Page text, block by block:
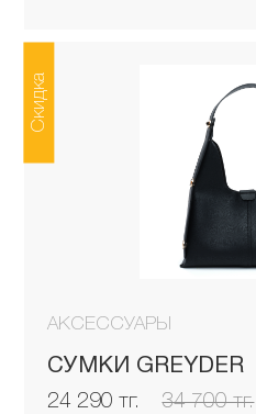
АКСЕССУАРЫ
СУМКИ GREYDER
24 290 тг. 34 700 тг.
Скидка